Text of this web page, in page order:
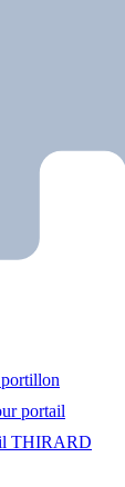
portail
THIRARD